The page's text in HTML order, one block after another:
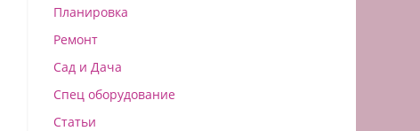
Планировка
Ремонт
Сад и Дача
Спец оборудование
Статьи